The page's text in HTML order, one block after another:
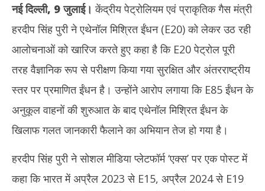
पेट्रोलियम मंत्री हरदीप सिंह पुरी ने E20 पर उठ रहे सवालों को किया खारिज,
बोले- सुरक्षित व वैज्ञानिक रूप से प्रमाणित
July
9,
2026
नई दिल्ली, 9 जुलाई। केंद्रीय पेट्रोलियम एवं प्राकृतिक गैस मंत्री
हरदीप सिंह पुरी ने एथेनॉल मिश्रित ईंधन (E20) को लेकर उठ रही
आलोचनाओं को खारिज करते हुए कहा है कि E20 पेट्रोल पूरी
तरह वैज्ञानिक रूप से परीक्षण किया गया सुरक्षित और अंतरराष्ट्रीय
स्तर पर प्रमाणित ईंधन है। उन्होंने आरोप लगाया कि E85 ईंधन के
अनुकूल वाहनों की शुरुआत के बाद एथेनॉल मिश्रित ईंधन के
खिलाफ गलत जानकारी फैलाने का अभियान तेज हो गया है।
हरदीप सिंह पुरी ने सोशल मीडिया प्लेटफॉर्म ‘एक्स’ पर एक पोस्ट में
कहा कि भारत में अप्रैल 2023 से E15, अप्रैल 2024 से E19